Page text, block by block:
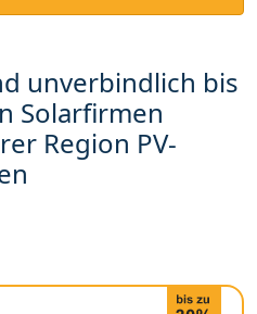
unverbindlich bis
Solarfirmen
Region PV-